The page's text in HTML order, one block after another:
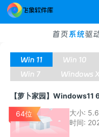
首页系统驱
Win 11 Win 10
Win 7
Windows
【萝卜家园】Windows11
64位 大小:
时间: